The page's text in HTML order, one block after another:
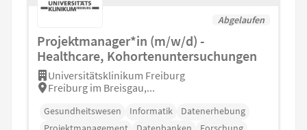
Abgelaufen
Projektmanager*in (m/w/d) -
Healthcare, Kohortenuntersuchungen
Universitätsklinikum Freiburg
Freiburg im Breisgau,...
Gesundheitswesen Informatik
Datenerhebung